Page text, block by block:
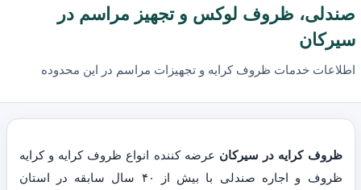
صندلی، ظروف لوکس و تجهیز مراسم در
سیرکان
اطلاعات خدمات ظروف کرایه و تجهیزات مراسم در این محدوده
ظروف کرایه در سیرکان عرضه کننده انواع ظروف کرایه و کرایه
ظروف و اجاره صندلی با بیش از ۴۰ سال سابقه در استان